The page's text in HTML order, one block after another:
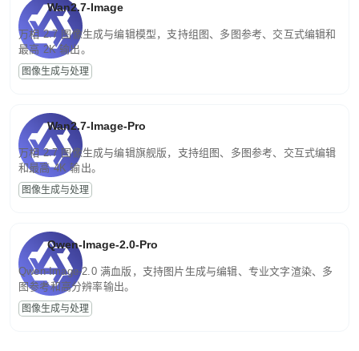
Wan2.7-Image
万相 2.7 图像生成与编辑模型，支持组图、多图参考、交互式编辑和
最高 2K 输出。
图像生成与处理
Wan2.7-Image-Pro
万相 2.7 图像生成与编辑旗舰版，支持组图、多图参考、交互式编辑
和最高 4K 输出。
图像生成与处理
Qwen-Image-2.0-Pro
Qwen-Image-2.0 满血版，支持图片生成与编辑、专业文字渲染、多
图参考和高分辨率输出。
图像生成与处理